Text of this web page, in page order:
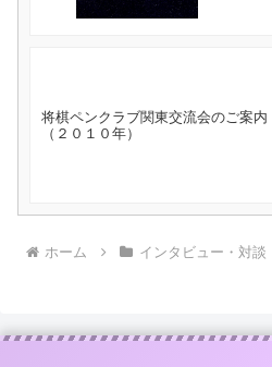
将棋ペンクラブ関東交流会のご案内
（２０１０年）
ホーム インタビュー・対談